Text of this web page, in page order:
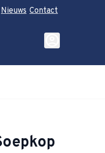
Nieuws Contact
account_circle